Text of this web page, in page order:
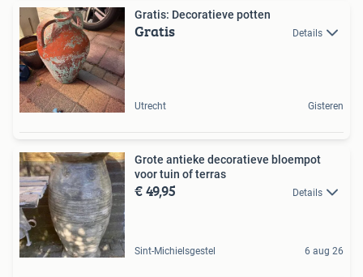
Gratis: Decoratieve potten
Gratis Details
Utrecht Gisteren
Grote antieke decoratieve bloempot
voor tuin of terras
€ 49,95 Details
Sint-Michielsgestel 6 aug 26